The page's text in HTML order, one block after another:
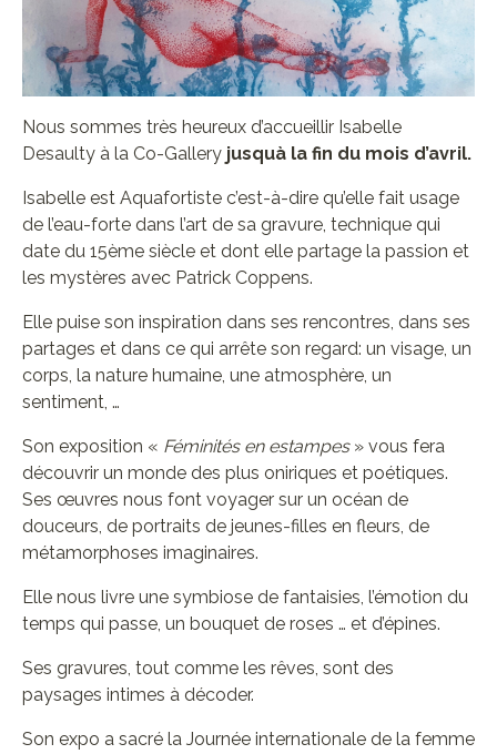
Nous sommes très heureux d’accueillir Isabelle
Desaulty à la Co-Gallery jusquà la fin du mois d’avril.
Isabelle est Aquafortiste c’est-à-dire qu’elle fait usage
de l’eau-forte dans l’art de sa gravure, technique qui
date du 15ème siècle et dont elle partage la passion et
les mystères avec Patrick Coppens.
Elle puise son inspiration dans ses rencontres, dans ses
partages et dans ce qui arrête son regard: un visage, un
corps, la nature humaine, une atmosphère, un
sentiment, …
Son exposition « Féminités en estampes » vous fera
découvrir un monde des plus oniriques et poétiques.
Ses œuvres nous font voyager sur un océan de
douceurs, de portraits de jeunes-filles en fleurs, de
métamorphoses imaginaires.
Elle nous livre une symbiose de fantaisies, l’émotion du
temps qui passe, un bouquet de roses … et d’épines.
Ses gravures, tout comme les rêves, sont des
paysages intimes à décoder.
Son expo a sacré la Journée internationale de la femme